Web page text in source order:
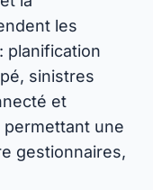
les
planification
sinistres
et
une
gestionnaires,